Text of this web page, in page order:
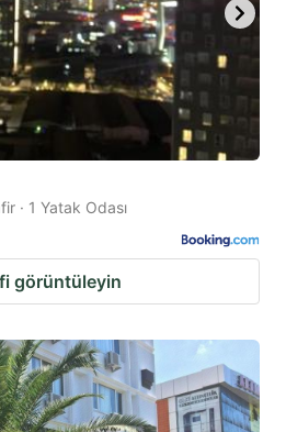
· 1 Yatak Odası
görüntüleyin